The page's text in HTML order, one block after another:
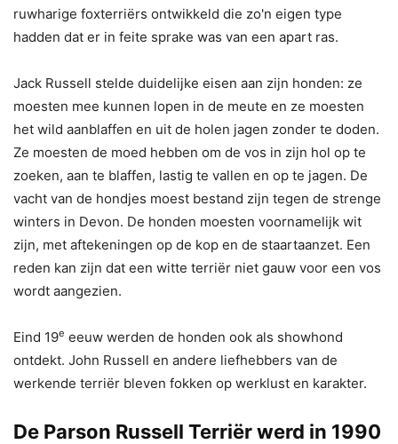
ruwharige foxterriërs ontwikkeld die zo'n eigen type
hadden dat er in feite sprake was van een apart ras.
Jack Russell stelde duidelijke eisen aan zijn honden: ze
moesten mee kunnen lopen in de meute en ze moesten
het wild aanblaffen en uit de holen jagen zonder te doden.
Ze moesten de moed hebben om de vos in zijn hol op te
zoeken, aan te blaffen, lastig te vallen en op te jagen. De
vacht van de hondjes moest bestand zijn tegen de strenge
winters in Devon. De honden moesten voornamelijk wit
zijn, met aftekeningen op de kop en de staartaanzet. Een
reden kan zijn dat een witte terriër niet gauw voor een vos
wordt aangezien.
Eind 19e eeuw werden de honden ook als showhond
ontdekt. John Russell en andere liefhebbers van de
werkende terriër bleven fokken op werklust en karakter.
De Parson Russell Terriër werd in 1990